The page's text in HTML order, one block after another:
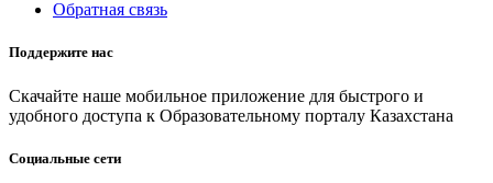
Обратная связь
Поддержите нас
Скачайте наше мобильное приложение для быстрого и
удобного доступа к Образовательному порталу Казахстана
Социальные сети